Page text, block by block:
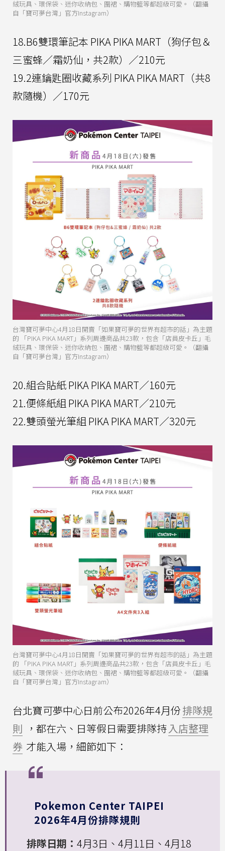
絨玩具、環保袋、迷你收納包、圍裙、購物籃等都超級可愛。（翻攝
自「寶可夢台灣」官方Instagram）
18.B6雙環筆記本 PIKA PIKA MART（狗仔包＆
三蜜蜂／霜奶仙，共2款）／210元
19.2連鑰匙圈收藏系列 PIKA PIKA MART（共8
款隨機）／170元
台灣寶可夢中心4月18日開賣「如果寶可夢的世界有超市的話」為主題
的 「PIKA PIKA MART」系列周邊商品共23款，包含「店員皮卡丘」毛
絨玩具、環保袋、迷你收納包、圍裙、購物籃等都超級可愛。（翻攝
自「寶可夢台灣」官方Instagram）
20.組合貼紙 PIKA PIKA MART／160元
21.便條紙組 PIKA PIKA MART／210元
22.雙頭螢光筆組 PIKA PIKA MART／320元
台灣寶可夢中心4月18日開賣「如果寶可夢的世界有超市的話」為主題
的 「PIKA PIKA MART」系列周邊商品共23款，包含「店員皮卡丘」毛
絨玩具、環保袋、迷你收納包、圍裙、購物籃等都超級可愛。（翻攝
自「寶可夢台灣」官方Instagram）
台北寶可夢中心日前公布2026年4月份排隊規
則 ，都在六、日等假日需要排隊持入店整理
券 才能入場，細節如下：
Pokemon Center TAIPEI
2026年4月份排隊規則
排隊日期： 4月3日、4月11日、4月18